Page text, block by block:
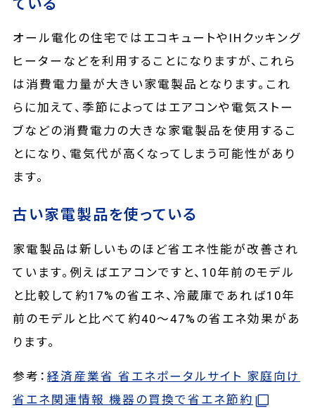
ている
オール電化の住宅ではエコキュートやIHクッキング
ヒーターなどを利用することになりますが、これら
は消費電力量が大きい家電製品となります。これ
らに加えて、季節によってはエアコンや電気ストー
ブなどの消費電力の大きな家電製品を使用するこ
とになり、電気代が高くなってしまう可能性があり
ます。
古い家電製品を使っている
家電製品は新しいものほど省エネ性能が改善され
ています。例えばエアコンですと、10年前のモデル
と比較して約17%の省エネ、冷蔵庫であれば10年
前のモデルと比べて約40～47%の省エネ効果があ
ります。
参考： 経済産業省 省エネポータルサイト 家庭向け
省エネ関連情報 機器の買換で省エネ節約